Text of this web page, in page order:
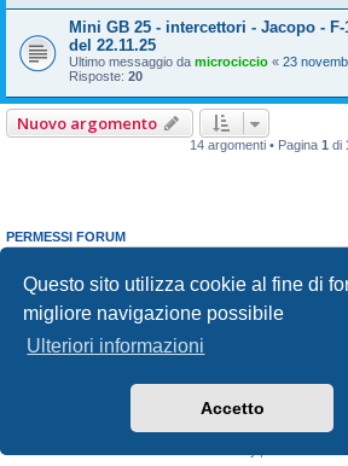
Questo sito utilizza cookie al fine di
migliore navigazione possibile
Ulteriori informazioni
Accetto
Mini GB 25 - intercettori - Jacopo -
del 22.11.25
Ultimo messaggio da microciccio « 23
Risposte: 20
Nuovo argomento
14 argomenti • Pagina 1 di 1
PERMESSI FORUM
Non puoi
rispondere negli argomenti
Non puoimodificare i tuoi messaggi
Non puoicancellare i tuoi messaggi
Non puoi
inviare allegati
phpBB® Forum Software ©
phpBB-